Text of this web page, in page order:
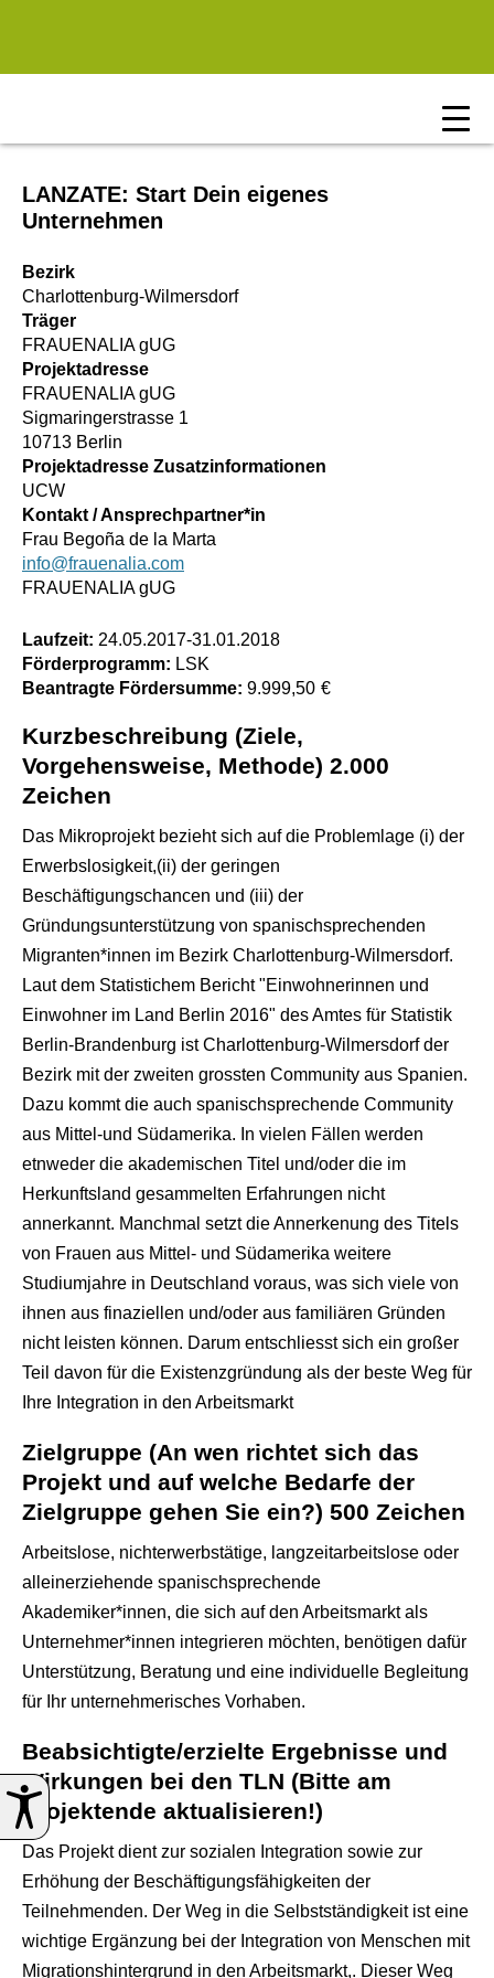
LANZATE: Start Dein eigenes
Unternehmen
Bezirk
Charlottenburg-Wilmersdorf
Träger
FRAUENALIA gUG
Projektadresse
FRAUENALIA gUG
Sigmaringerstrasse 1
10713 Berlin
Projektadresse Zusatzinformationen
UCW
Kontakt / Ansprechpartner*in
Frau Begoña de la Marta
info@frauenalia.com
FRAUENALIA gUG
Laufzeit: 24.05.2017-31.01.2018
Förderprogramm: LSK
Beantragte Fördersumme: 9.999,50 €
Kurzbeschreibung (Ziele,
Vorgehensweise, Methode) 2.000
Zeichen
Das Mikroprojekt bezieht sich auf die Problemlage (i) der
Erwerbslosigkeit,(ii) der geringen
Beschäftigungschancen und (iii) der
Gründungsunterstützung von spanischsprechenden
Migranten*innen im Bezirk Charlottenburg-Wilmersdorf.
Laut dem Statistichem Bericht "Einwohnerinnen und
Einwohner im Land Berlin 2016" des Amtes für Statistik
Berlin-Brandenburg ist Charlottenburg-Wilmersdorf der
Bezirk mit der zweiten grossten Community aus Spanien.
Dazu kommt die auch spanischsprechende Community
aus Mittel-und Südamerika. In vielen Fällen werden
etnweder die akademischen Titel und/oder die im
Herkunftsland gesammelten Erfahrungen nicht
annerkannt. Manchmal setzt die Annerkenung des Titels
von Frauen aus Mittel- und Südamerika weitere
Studiumjahre in Deutschland voraus, was sich viele von
ihnen aus finaziellen und/oder aus familiären Gründen
nicht leisten können. Darum entschliesst sich ein großer
Teil davon für die Existenzgründung als der beste Weg für
Ihre Integration in den Arbeitsmarkt
Zielgruppe (An wen richtet sich das
Projekt und auf welche Bedarfe der
Zielgruppe gehen Sie ein?) 500 Zeichen
Arbeitslose, nichterwerbstätige, langzeitarbeitslose oder
alleinerziehende spanischsprechende
Akademiker*innen, die sich auf den Arbeitsmarkt als
Unternehmer*innen integrieren möchten, benötigen dafür
Unterstützung, Beratung und eine individuelle Begleitung
für Ihr unternehmerisches Vorhaben.
Beabsichtigte/erzielte Ergebnisse und
Wirkungen bei den TLN (Bitte am
Projektende aktualisieren!)
Das Projekt dient zur sozialen Integration sowie zur
Erhöhung der Beschäftigungsfähigkeiten der
Teilnehmenden. Der Weg in die Selbstständigkeit ist eine
wichtige Ergänzung bei der Integration von Menschen mit
Migrationshintergrund in den Arbeitsmarkt,. Dieser Weg